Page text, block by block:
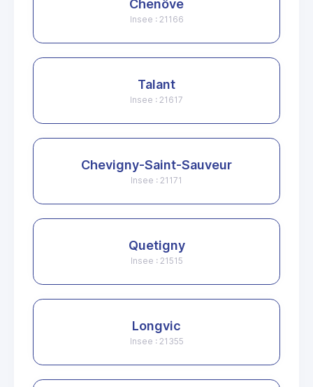
Chenôve
Insee : 21166
Talant
Insee : 21617
Chevigny-Saint-Sauveur
Insee : 21171
Quetigny
Insee : 21515
Longvic
Insee : 21355